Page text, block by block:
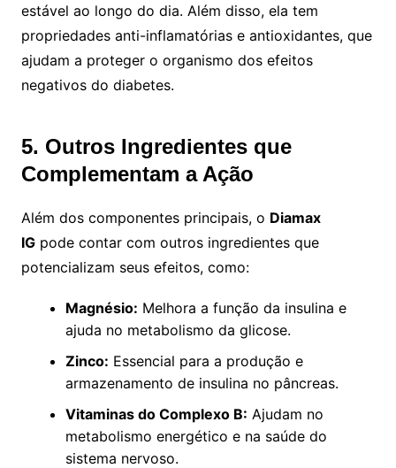
estável ao longo do dia. Além disso, ela tem
propriedades anti-inflamatórias e antioxidantes, que
ajudam a proteger o organismo dos efeitos
negativos do diabetes.
5. Outros Ingredientes que
Complementam a Ação
Além dos componentes principais, o Diamax
IGpode contar com outros ingredientes que
potencializam seus efeitos, como:
Magnésio: Melhora a função da insulina e
ajuda no metabolismo da glicose.
Zinco: Essencial para a produção e
armazenamento de insulina no pâncreas.
Vitaminas do Complexo B: Ajudam no
metabolismo energético e na saúde do
sistema nervoso.